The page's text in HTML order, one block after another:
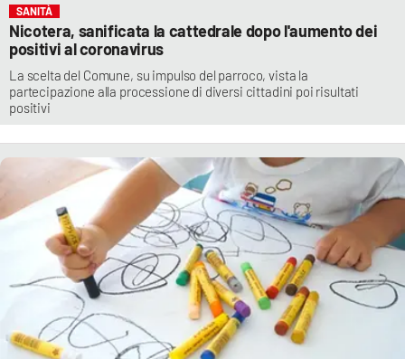
SANITÀ
Nicotera, sanificata la cattedrale dopo l'aumento dei
positivi al coronavirus
La scelta del Comune, su impulso del parroco, vista la
partecipazione alla processione di diversi cittadini poi risultati
positivi